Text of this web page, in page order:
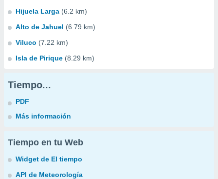
Hijuela Larga (6.2 km)
Alto de Jahuel (6.79 km)
Viluco (7.22 km)
Isla de Pirique (8.29 km)
Tiempo...
PDF
Más información
Tiempo en tu Web
Widget de El tiempo
API de Meteorología